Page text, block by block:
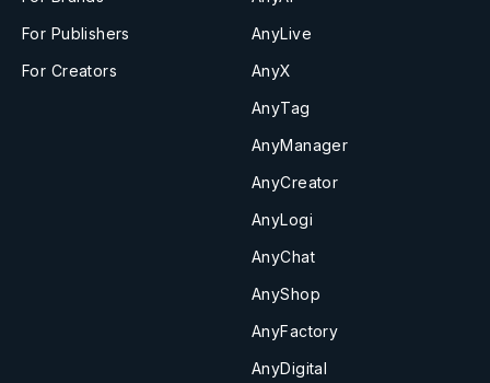
For Publishers
For Creators
AnyLive
AnyX
AnyTag
AnyManager
AnyCreator
AnyLogi
AnyChat
AnyShop
AnyFactory
AnyDigital